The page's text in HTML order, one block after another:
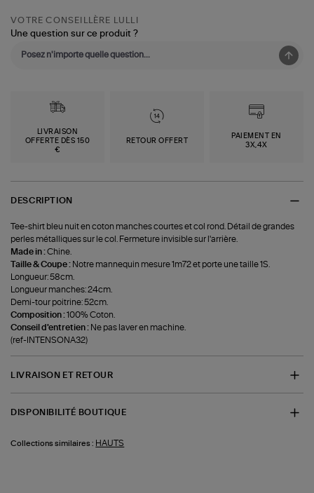
VOTRE CONSEILLÈRE LULLI
Une question sur ce produit ?
LIVRAISON
OFFERTE DÈS 150
€
RETOUR OFFERT
PAIEMENT EN
3X,4X
DESCRIPTION
Tee-shirt bleu nuit en coton manches courtes et col rond. Détail de grandes
perles métalliques sur le col. Fermeture invisible sur l'arrière.
Made in :Chine.
Taille & Coupe : Notre mannequin mesure 1m72 et porte une taille 1S.
Longueur: 58cm.
Longueur manches: 24cm.
Demi-tour poitrine: 52cm.
Composition :100% Coton.
Conseil d'entretien : Ne pas laver en machine.
(ref-INTENSONA32)
LIVRAISON ET RETOUR
DISPONIBILITÉ BOUTIQUE
Collections similaires : HAUTS